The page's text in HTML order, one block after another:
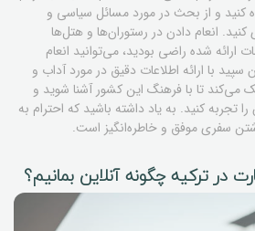
کنید و از بحث در مورد مسائل سیاسی و
انعام دادن در رستوران‌ها و هتل‌ها
ارائه شده راضی بودید، می‌توانید انعام
با ارائه اطلاعات دقیق در مورد آداب و
می‌کند تا با فرهنگ این کشور آشنا شوید و
کنید. به یاد داشته باشید که احترام به
سفری موفق و خاطره‌انگیز است.
در ترکیه چگونه آنلاین بمانیم؟